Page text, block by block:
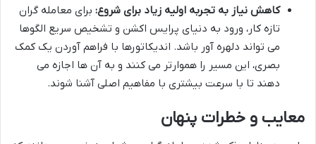
کاهش نیاز به تجربه اولیه زیاد برای شروع: برای معامله گران
تازه کار، ورود به دنیای پرایس اکشن و تشخیص سریع الگوها
می تواند دلهره آور باشد. اندیکاتورها با فراهم آوردن یک کمک
بصری، این مسیر را هموارتر می کنند و به آن ها اجازه می
دهند تا با سرعت بیشتری با مفاهیم اصلی آشنا شوند.
معایب و خطرات پنهان